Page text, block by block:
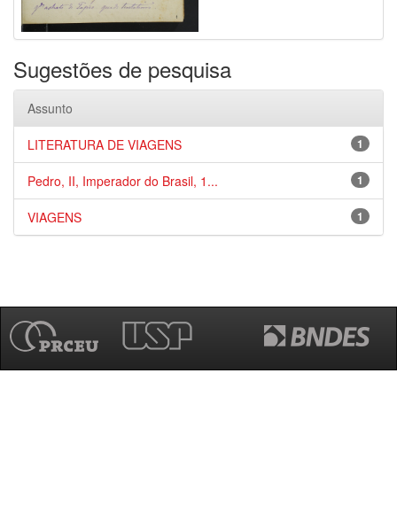
Sugestões de pesquisa
Assunto
1
LITERATURA DE VIAGENS
1
Pedro, II, Imperador do Brasil, 1...
1
VIAGENS